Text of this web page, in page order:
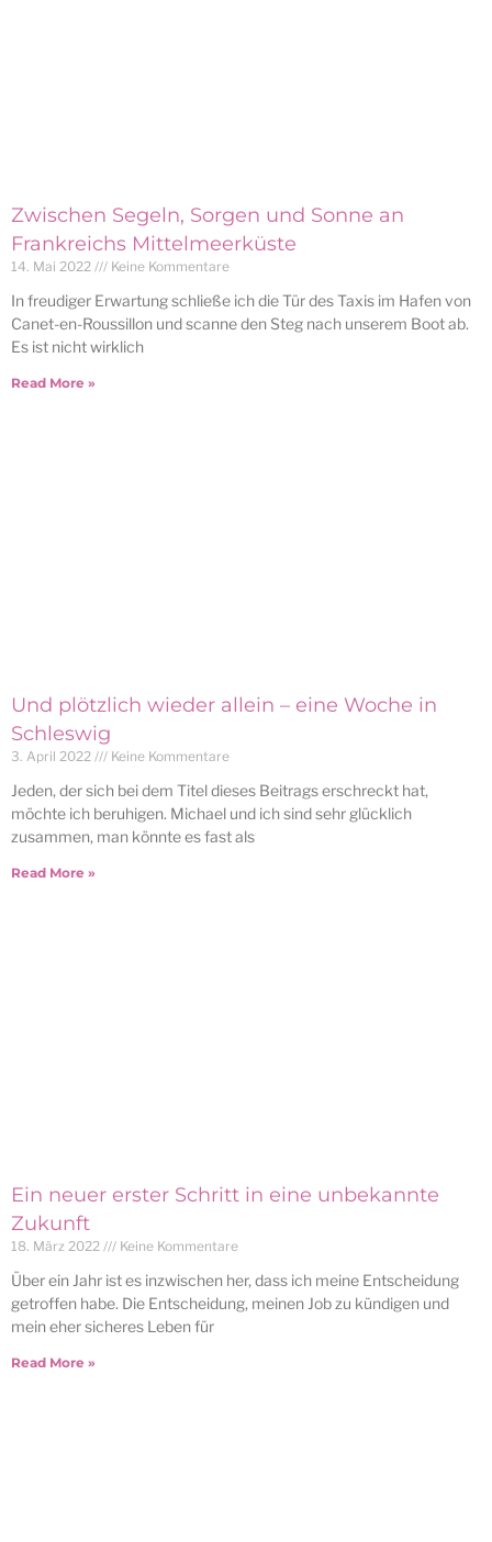
Zwischen Segeln, Sorgen und Sonne an
Frankreichs Mittelmeerküste
14. Mai 2022 Keine Kommentare
In freudiger Erwartung schließe ich die Tür des Taxis im Hafen von
Canet-en-Roussillon und scanne den Steg nach unserem Boot ab.
Es ist nicht wirklich
Read More »
Und plötzlich wieder allein – eine Woche in
Schleswig
3. April 2022 Keine Kommentare
Jeden, der sich bei dem Titel dieses Beitrags erschreckt hat,
möchte ich beruhigen. Michael und ich sind sehr glücklich
zusammen, man könnte es fast als
Read More »
Ein neuer erster Schritt in eine unbekannte
Zukunft
18. März 2022 Keine Kommentare
Über ein Jahr ist es inzwischen her, dass ich meine Entscheidung
getroffen habe. Die Entscheidung, meinen Job zu kündigen und
mein eher sicheres Leben für
Read More »